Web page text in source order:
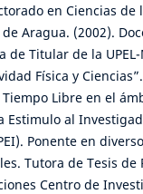
en Ciencias
Aragua. (2002).
de Titular de la
Física y
Tiempo Libre en el
Estimulo al
Ponente en
Tutora de Tesis
Centro de